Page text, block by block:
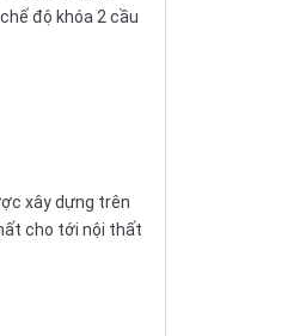
độ khóa 2 cầu
xây dựng trên
cho tới nội thất